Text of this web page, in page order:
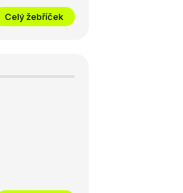
Celý žebříček